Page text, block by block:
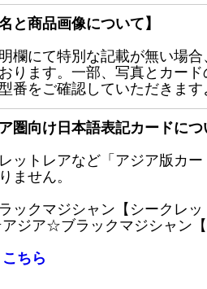
と商品画像について】
欄にて特別な記載が無い場
ります。一部、写真とカー
番をご確認していただきます
ア圏向け日本語表記カードにつ
ットレアなど「アジア版カ
ません。
ックマジシャン【シークレ
ジア☆ブラックマジシャン【
こちら